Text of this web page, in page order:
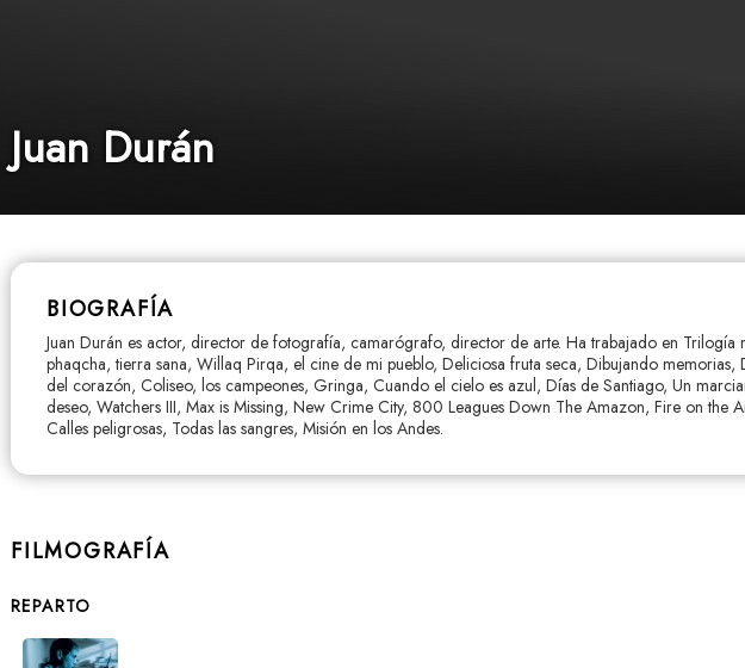
Juan Durán
BIOGRAFÍA
Juan Durán es actor, director de fotografía, camarógrafo, director de arte. Ha trabajado en Trilogía
phaqcha, tierra sana, Willaq Pirqa, el cine de mi pueblo, Deliciosa fruta seca, Dibujando memorias,
del corazón, Coliseo, los campeones, Gringa, Cuando el cielo es azul, Días de Santiago, Un
deseo, Watchers III, Max is Missing, New Crime City, 800 Leagues Down The Amazon, Fire on the
Calles peligrosas, Todas las sangres, Misión en los Andes.
FILMOGRAFÍA
REPARTO